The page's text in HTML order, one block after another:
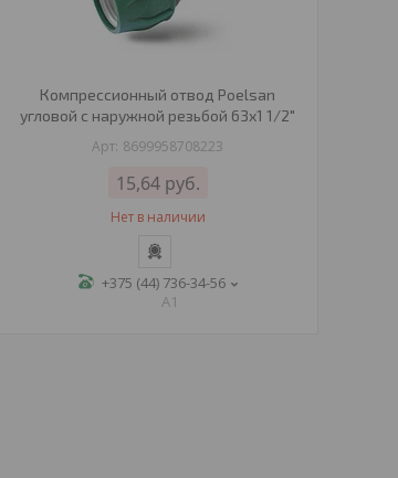
Компрессионный отвод Poelsan
угловой с наружной резьбой 63х1 1/2"
8699958708223
15,64 руб.
Нет в наличии
+375 (44) 736-34-56
A1